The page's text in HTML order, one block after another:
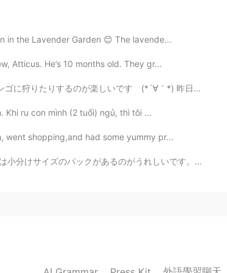
2021.08.22 04:25
2021.08.22 04:24
in the Lavender Garden 😊 The lavende...
Atticus. He’s 10 months old. They gr...
気雨起こりながら、マンゴを35つ得しておりました😋😋 裏庭の木は世界中の最高な...
Khi ru con mình (2 tuổi) ngủ, thì tôi ...
went shopping,and had some yummy pr...
大きな問題でした。 コストコサイズのトルティーヤチップの袋は、私にとって最も危険で...